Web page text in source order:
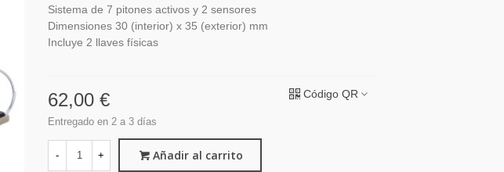
Sistema de 7 pitones activos y 2 sensores
Dimensiones 30 (interior) x 35 (exterior) mm
Incluye 2 llaves físicas
62,00 €
Entregado en 2 a 3 días
Código QR
- + Añadir al carrito